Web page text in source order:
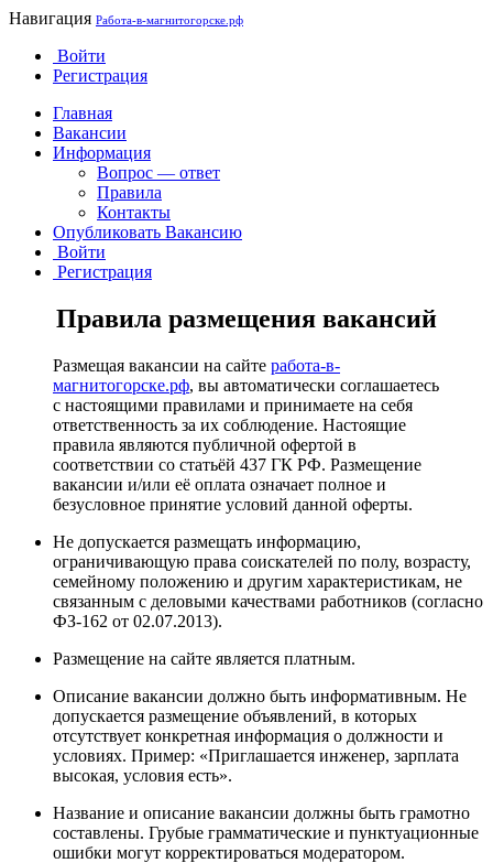
Навигация Работа-в-магнитогорске.рф
Войти
Регистрация
Главная
Вакансии
Информация
Вопрос — ответ
Правила
Контакты
Опубликовать Вакансию
Войти
Регистрация
Правила размещения вакансий
Размещая вакансии на сайте работа-в-
магнитогорске.рф, вы автоматически соглашаетесь
с настоящими правилами и принимаете на себя
ответственность за их соблюдение. Настоящие
правила являются публичной офертой в
соответствии со статьёй 437 ГК РФ. Размещение
вакансии и/или её оплата означает полное и
безусловное принятие условий данной оферты.
Не допускается размещать информацию,
ограничивающую права соискателей по полу, возрасту,
семейному положению и другим характеристикам, не
связанным с деловыми качествами работников (согласно
ФЗ-162 от 02.07.2013).
Размещение на сайте является платным.
Описание вакансии должно быть информативным. Не
допускается размещение объявлений, в которых
отсутствует конкретная информация о должности и
условиях. Пример: «Приглашается инженер, зарплата
высокая, условия есть».
Название и описание вакансии должны быть грамотно
составлены. Грубые грамматические и пунктуационные
ошибки могут корректироваться модератором.